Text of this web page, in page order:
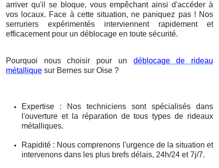
arriver qu'il se bloque, vous empêchant ainsi d'accéder à
vos locaux. Face à cette situation, ne paniquez pas ! Nos
serruriers expérimentés interviennent rapidement et
efficacement pour un déblocage en toute sécurité.
Pourquoi nous choisir pour un déblocage de rideau
métallique sur Bernes sur Oise ?
Expertise : Nos techniciens sont spécialisés dans
l'ouverture et la réparation de tous types de rideaux
métalliques.
Rapidité : Nous comprenons l'urgence de la situation et
intervenons dans les plus brefs délais, 24h/24 et 7j/7.